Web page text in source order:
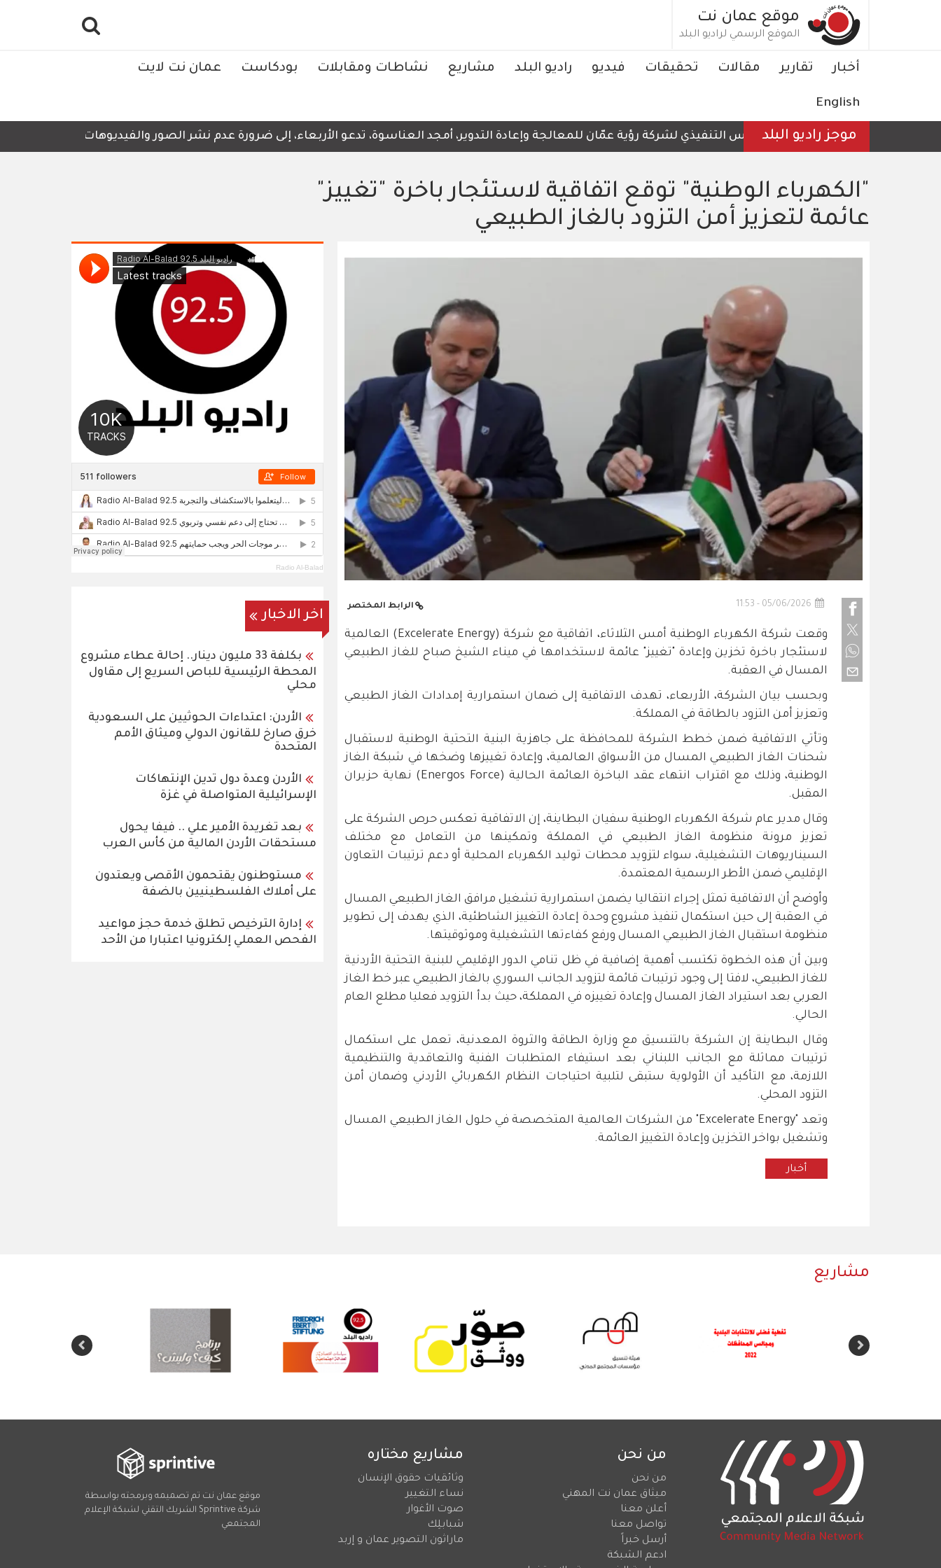
موقع عمان نت
الموقع الرسمي لراديو البلد
Main
أخبار تقارير مقالات تحقيقات فيديو راديو البلد مشاريع نشاطات ومقابلات بودكاست عمان نت لايت
English
موجز راديو البلدالرئيس التنفيذي لشركة رؤية عمّان للمعالجة وإعادة التدوير، أمجد العناسوة، تدعو الأربعاء، إلى ضرورة عدم نشر الصور والفيديوهات التي لا تحتوي
"الكهرباء الوطنية" توقع اتفاقية لاستئجار باخرة "تغييز"
عائمة لتعزيز أمن التزود بالغاز الطبيعي
05/06/2026 - 11:53 الرابط المختصر
وقعت شركة الكهرباء الوطنية أمس الثلاثاء، اتفاقية مع شركة (Excelerate Energy) العالمية
لاستئجار باخرة تخزين وإعادة "تغييز" عائمة لاستخدامها في ميناء الشيخ صباح للغاز الطبيعي
المسال في العقبة.
وبحسب بيان الشركة، الأربعاء، تهدف الاتفاقية إلى ضمان استمرارية إمدادات الغاز الطبيعي
وتعزيز أمن التزود بالطاقة في المملكة.
وتأتي الاتفاقية ضمن خطط الشركة للمحافظة على جاهزية البنية التحتية الوطنية لاستقبال
شحنات الغاز الطبيعي المسال من الأسواق العالمية، وإعادة تغييزها وضخها في شبكة الغاز
الوطنية، وذلك مع اقتراب انتهاء عقد الباخرة العائمة الحالية (Energos Force) نهاية حزيران
المقبل.
وقال مدير عام شركة الكهرباء الوطنية سفيان البطاينة، إن الاتفاقية تعكس حرص الشركة على
تعزيز مرونة منظومة الغاز الطبيعي في المملكة وتمكينها من التعامل مع مختلف
السيناريوهات التشغيلية، سواء لتزويد محطات توليد الكهرباء المحلية أو دعم ترتيبات التعاون
الإقليمي ضمن الأطر الرسمية المعتمدة.
وأوضح أن الاتفاقية تمثل إجراء انتقاليا يضمن استمرارية تشغيل مرافق الغاز الطبيعي المسال
في العقبة إلى حين استكمال تنفيذ مشروع وحدة إعادة التغييز الشاطئية، الذي يهدف إلى تطوير
منظومة استقبال الغاز الطبيعي المسال ورفع كفاءتها التشغيلية وموثوقيتها.
وبين أن هذه الخطوة تكتسب أهمية إضافية في ظل تنامي الدور الإقليمي للبنية التحتية الأردنية
للغاز الطبيعي، لافتا إلى وجود ترتيبات قائمة لتزويد الجانب السوري بالغاز الطبيعي عبر خط الغاز
العربي بعد استيراد الغاز المسال وإعادة تغييزه في المملكة، حيث بدأ التزويد فعليا مطلع العام
الحالي.
وقال البطاينة إن الشركة بالتنسيق مع وزارة الطاقة والثروة المعدنية، تعمل على استكمال
ترتيبات مماثلة مع الجانب اللبناني بعد استيفاء المتطلبات الفنية والتعاقدية والتنظيمية
اللازمة، مع التأكيد أن الأولوية ستبقى لتلبية احتياجات النظام الكهربائي الأردني وضمان أمن
التزود المحلي.
وتعد "Excelerate Energy" من الشركات العالمية المتخصصة في حلول الغاز الطبيعي المسال
وتشغيل بواخر التخزين وإعادة التغييز العائمة.
أخبار
Radio Al-Balad
اخر الاخبار
بكلفة 33 مليون دينار.. إحالة عطاء مشروع
المحطة الرئيسية للباص السريع إلى مقاول
محلي
الأردن: اعتداءات الحوثيين على السعودية
خرق صارخ للقانون الدولي وميثاق الأمم
المتحدة
الأردن وعدة دول تدين الإنتهاكات
الإسرائيلية المتواصلة في غزة
بعد تغريدة الأمير علي .. فيفا يحول
مستحقات الأردن المالية من كأس العرب
مستوطنون يقتحمون الأقصى ويعتدون
على أملاك الفلسطينيين بالضفة
إدارة الترخيص تطلق خدمة حجز مواعيد
الفحص العملي إلكترونيا اعتبارا من الأحد
مشاريع
من نحن
من نحن
ميثاق عمان نت المهني
أعلن معنا
تواصل معنا
أرسل خبراً
ادعم الشبكة
مشاريع مختاره
وثائقيات حقوق الإنسان
نساء التغيير
صوت الأغوار
شبابلِك
ماراثون التصوير عمان و إربد
موقع عمان نت تم تصميمه وبرمجته بواسطة
شركة Sprintive الشريك التقني لشبكة الإعلام
المجتمعي